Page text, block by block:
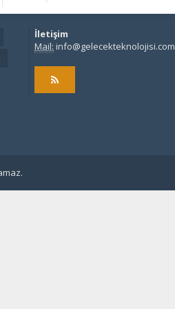
İletişim
Mail: info@gelecekteknolojisi.com